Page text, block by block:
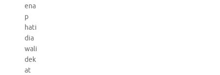
ena
p
hati
dia
wali
dek
at